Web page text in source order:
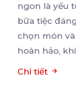
ngon là yếu
bữa tiệc
chọn món
hoàn hảo,
Chi tiết